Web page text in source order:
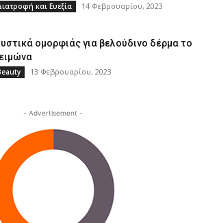
και Ευεξία 14 Φεβρουαρίου, 2023
ομορφιάς για βελούδινο δέρμα το
13 Φεβρουαρίου, 2023
- Advertisement -